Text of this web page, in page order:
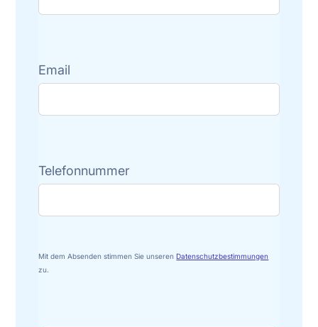
Email
Telefonnummer
Mit dem Absenden stimmen Sie unserenDatenschutzbestimmungen
zu.